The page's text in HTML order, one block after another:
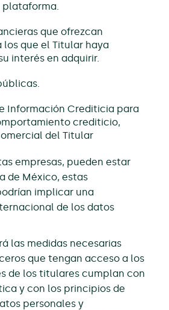
plataforma.
que ofrezcan
los que el Titular haya
interés en adquirir.
Información Crediticia para
crediticio,
del Titular
empresas, pueden estar
de México, estas
implicar una
de los datos
las medidas necesarias
que tengan acceso a los
de los titulares cumplan con
y con los principios de
personales y